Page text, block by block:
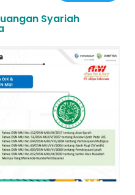
Syariah